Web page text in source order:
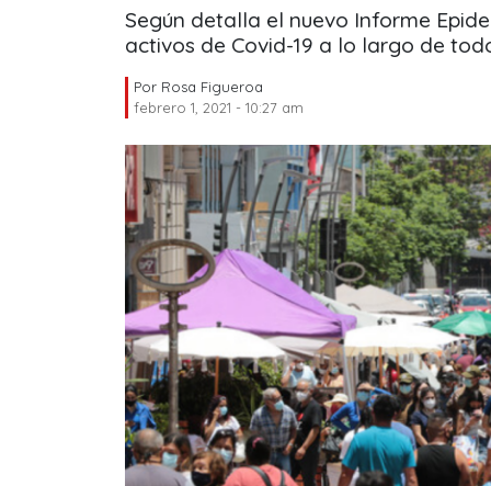
Según detalla el nuevo Informe
activos de Covid-19 a lo largo de
Por Rosa Figueroa
febrero 1, 2021 - 10:27 am